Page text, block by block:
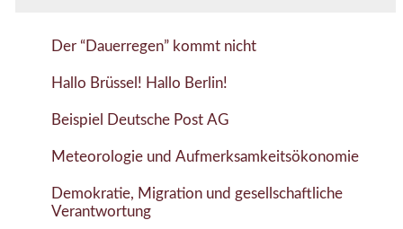
Der “Dauerregen” kommt nicht
Hallo Brüssel! Hallo Berlin!
Beispiel Deutsche Post AG
Meteorologie und Aufmerksamkeitsökonomie
Demokratie, Migration und gesellschaftliche
Verantwortung